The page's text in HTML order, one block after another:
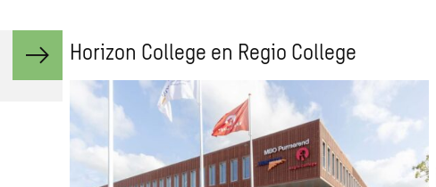
Horizon College en Regio College